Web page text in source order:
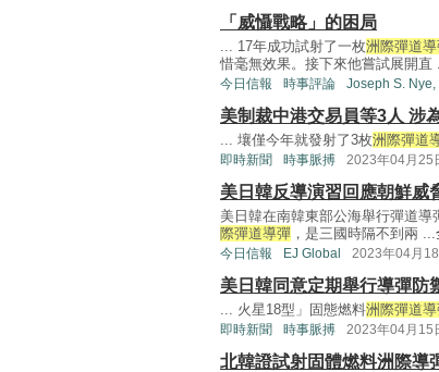
「威懾戰略」的困局
... 17年成功試射了一枚洲際彈道
惜毫無效果。接下來他嘗試展開直
今日信報 時事評論 Joseph S. Nye,
美制裁中港交易員等3人 涉
... 壤僅今年就發射了3枚洲際彈道
即時新聞 時事脈搏 2023年04月25
美日韓反導演習回應朝鮮威
美日韓在南韓東部公海舉行彈道
際彈道導彈 ，是三國時隔不到兩 ...
今日信報 EJ Global 2023年04月18
美日韓同意定期舉行導彈防
... 火星18型」固態燃料洲際彈道
即時新聞 時事脈搏 2023年04月15
北韓證試射固體燃料洲際導